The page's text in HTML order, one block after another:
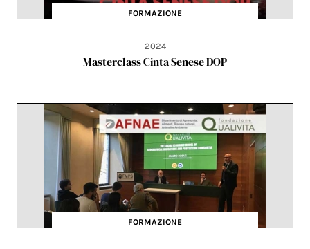
FORMAZIONE
2024
Masterclass Cinta Senese DOP
FORMAZIONE